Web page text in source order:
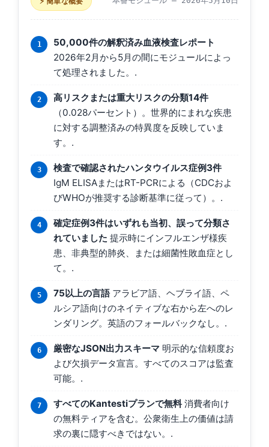
50,000件の解釈済み血液検査レポート
2026年2月から5月の間にモジュールによっ
て処理されました。.
高リスクまたは重大リスクの分類14件
（0.028パーセント）。世界的にまれな疾患
に対する調整済みの特異度を反映していま
す。.
検査で確認されたハンタウイルス症例3件
IgM ELISAまたはRT-PCRによる（CDCおよ
びWHOが推奨する診断基準に従って）。.
確定症例3件はいずれも当初、誤って分類さ
れていました 提示時にインフルエンザ様疾
患、非典型的肺炎、または細菌性敗血症とし
て。.
75以上の言語アラビア語、ヘブライ語、ペ
ルシア語向けのネイティブな右から左へのレ
ンダリング。英語のフォールバックなし。.
厳密なJSON出力スキーマ 明示的な信頼度お
よび欠損データ宣言。すべてのスコアは監査
可能。.
すべてのKantestiプランで無料消費者向け
の無料ティアを含む。公衆衛生上の価値は請
求の裏に隠すべきではない。.